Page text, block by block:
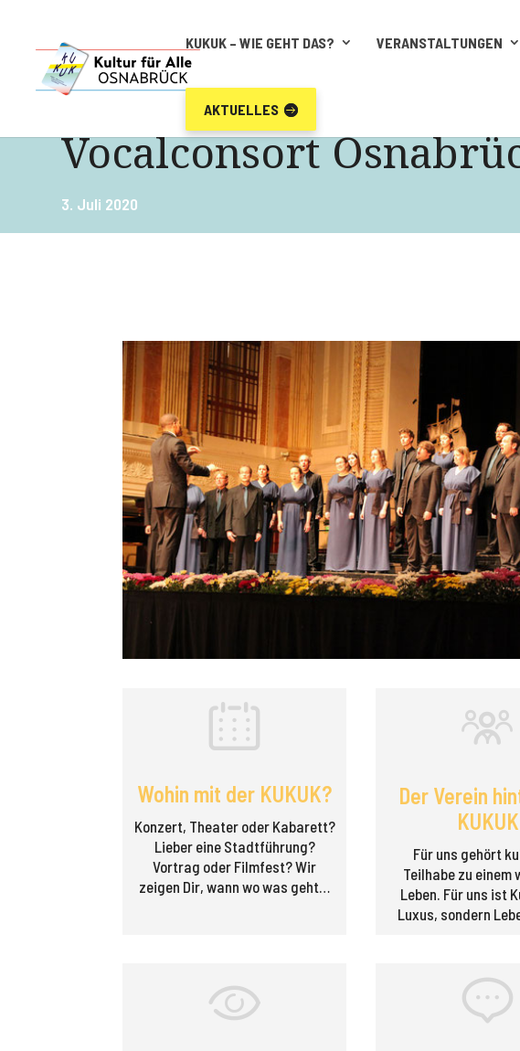
KUKUK – WIE GEHT DAS? VERANSTALTUNGEN
AKTUELLES
Vocalconsort
3. Juli 2020
Wohin mit der KUKUK?
Konzert, Theater oder Kabarett?
Lieber eine Stadt­führung?
Vortrag oder Filmfest? Wir
zeigen Dir, wann wo was geht…
Der Verein
KUKUK
Für uns gehört
Teilhabe zu einem
Leben. Für uns ist
Luxus, sondern